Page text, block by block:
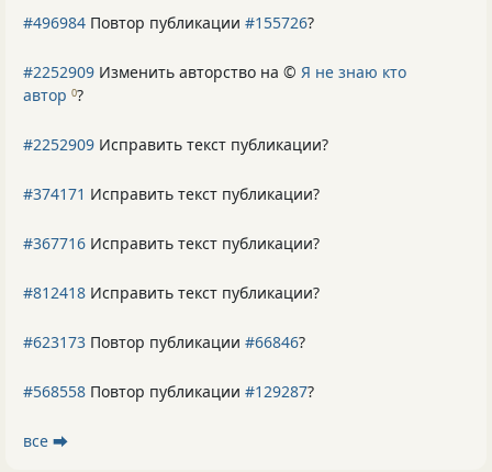
#496984 Повтор публикации #155726?
#2252909 Изменить авторство на © Я не знаю кто
автор 0?
#2252909 Исправить текст публикации?
#374171 Исправить текст публикации?
#367716 Исправить текст публикации?
#812418 Исправить текст публикации?
#623173 Повтор публикации #66846?
#568558 Повтор публикации #129287?
все ⮕